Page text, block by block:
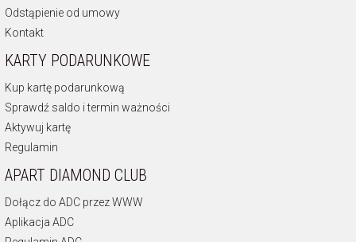
Odstąpienie od umowy
Kontakt
KARTY PODARUNKOWE
Kup kartę podarunkową
Sprawdź saldo i termin ważności
Aktywuj kartę
Regulamin
APART DIAMOND CLUB
Dołącz do ADC przez WWW
Aplikacja ADC